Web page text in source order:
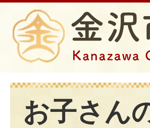
お子さん